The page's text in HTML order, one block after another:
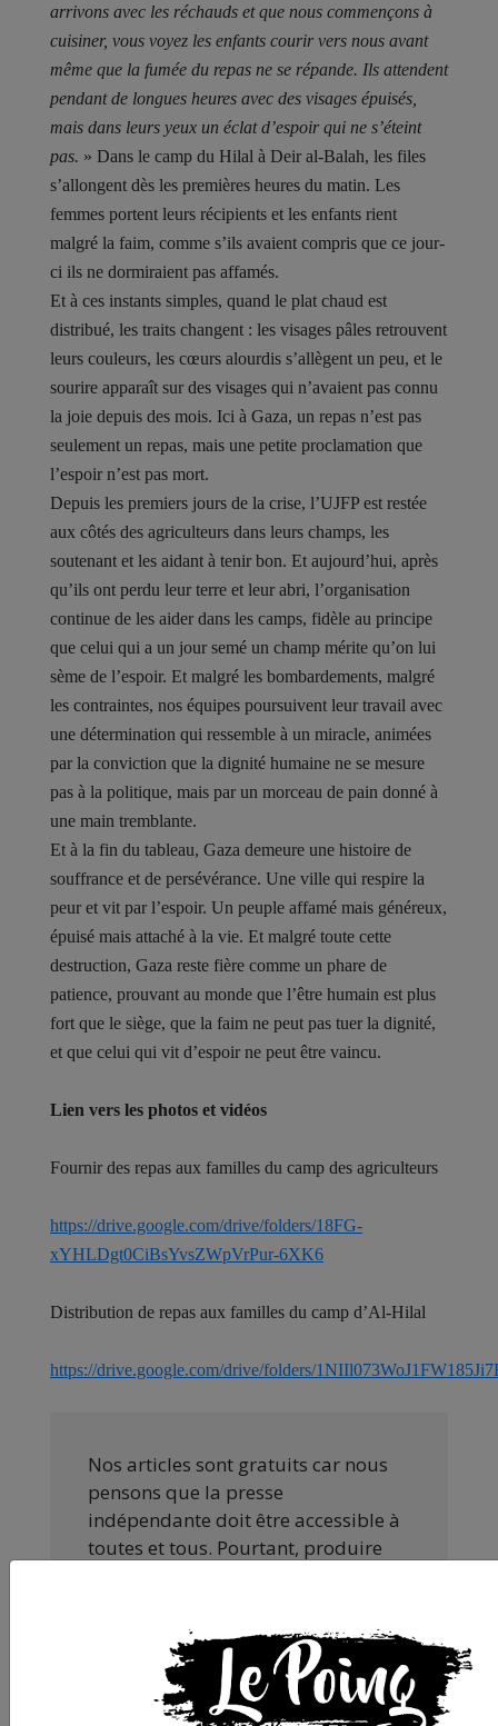
arrivons avec les réchauds et que nous commençons à
cuisiner, vous voyez les enfants courir vers nous avant
même que la fumée du repas ne se répande. Ils attendent
pendant de longues heures avec des visages épuisés,
mais dans leurs yeux un éclat d’espoir qui ne s’éteint
pas. » Dans le camp du Hilal à Deir al-Balah, les files
s’allongent dès les premières heures du matin. Les
femmes portent leurs récipients et les enfants rient
malgré la faim, comme s’ils avaient compris que ce jour-
ci ils ne dormiraient pas affamés.
Et à ces instants simples, quand le plat chaud est
distribué, les traits changent : les visages pâles retrouvent
leurs couleurs, les cœurs alourdis s’allègent un peu, et le
sourire apparaît sur des visages qui n’avaient pas connu
la joie depuis des mois. Ici à Gaza, un repas n’est pas
seulement un repas, mais une petite proclamation que
l’espoir n’est pas mort.
Depuis les premiers jours de la crise, l’UJFP est restée
aux côtés des agriculteurs dans leurs champs, les
soutenant et les aidant à tenir bon. Et aujourd’hui, après
qu’ils ont perdu leur terre et leur abri, l’organisation
continue de les aider dans les camps, fidèle au principe
que celui qui a un jour semé un champ mérite qu’on lui
sème de l’espoir. Et malgré les bombardements, malgré
les contraintes, nos équipes poursuivent leur travail avec
une détermination qui ressemble à un miracle, animées
par la conviction que la dignité humaine ne se mesure
pas à la politique, mais par un morceau de pain donné à
une main tremblante.
Et à la fin du tableau, Gaza demeure une histoire de
souffrance et de persévérance. Une ville qui respire la
peur et vit par l’espoir. Un peuple affamé mais généreux,
épuisé mais attaché à la vie. Et malgré toute cette
destruction, Gaza reste fière comme un phare de
patience, prouvant au monde que l’être humain est plus
fort que le siège, que la faim ne peut pas tuer la dignité,
et que celui qui vit d’espoir ne peut être vaincu.
Lien vers les photos et vidéos
Fournir des repas aux familles du camp des agriculteurs
https://drive.google.com/drive/folders/18FG-
xYHLDgt0CiBsYvsZWpVrPur-6XK6
Distribution de repas aux familles du camp d’Al-Hilal
https://drive.google.com/drive/folders/
Nos articles sont gratuits car nous
pensons que la presse
indépendante doit être accessible à
toutes et tous. Pourtant, produire
l’argent, surtout quand on refuse
d’être aux ordres de Bolloré et de
ses amis… Pourvu que ça dure ! Ça
tombe bien, ça ne tient qu’à vous :